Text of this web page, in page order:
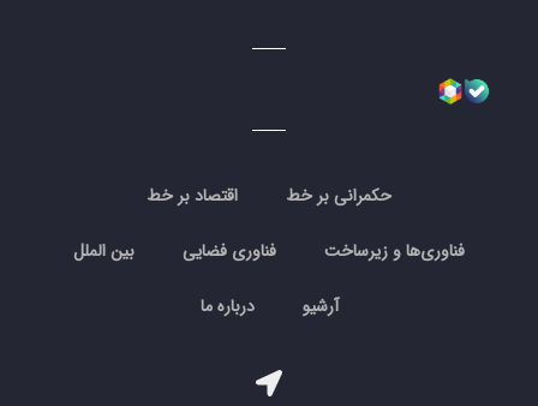
حکمرانی بر خط اقتصاد بر خط
فناوری‌ها و زیرساخت فناوری فضایی بین الملل
آرشیو درباره ما